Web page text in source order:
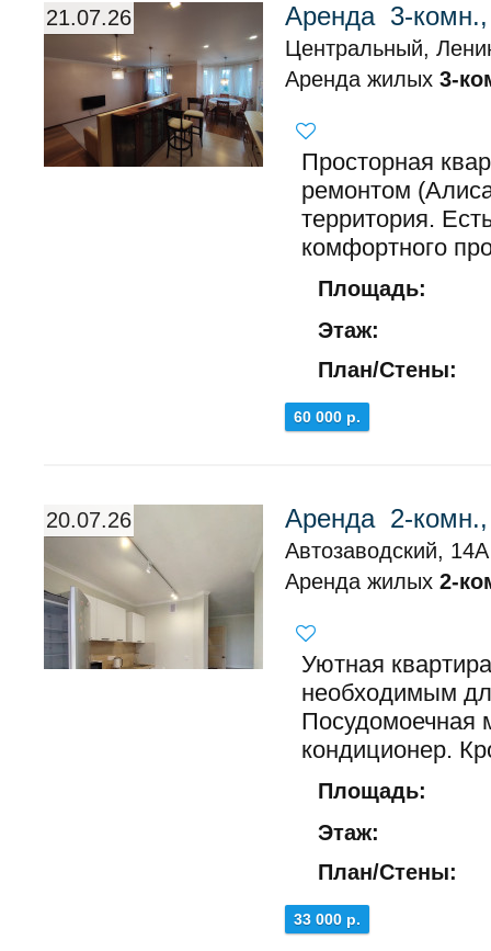
21.07.26 Аренда 3-
Центральный,
Аренда жилых 3-
Просторная
ремонтом
территория.
комфортного
Площадь:
Этаж:
План/Стены:
60 000 р.
20.07.26 Аренда 2-комн.,
Автозаводский,
Аренда жилых 2-
Уютная
необходимым
Посудомоечная
кондиционер.
Площадь:
Этаж:
План/Стены:
33 000 р.